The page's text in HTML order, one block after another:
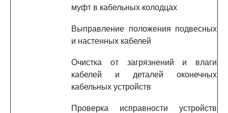
муфт в кабельных колодцах
Выправление положения подвесных
и настенных кабелей
Очистка от загрязнений и влаги
кабелей и деталей оконечных
кабельных устройств
Проверка исправности устройств